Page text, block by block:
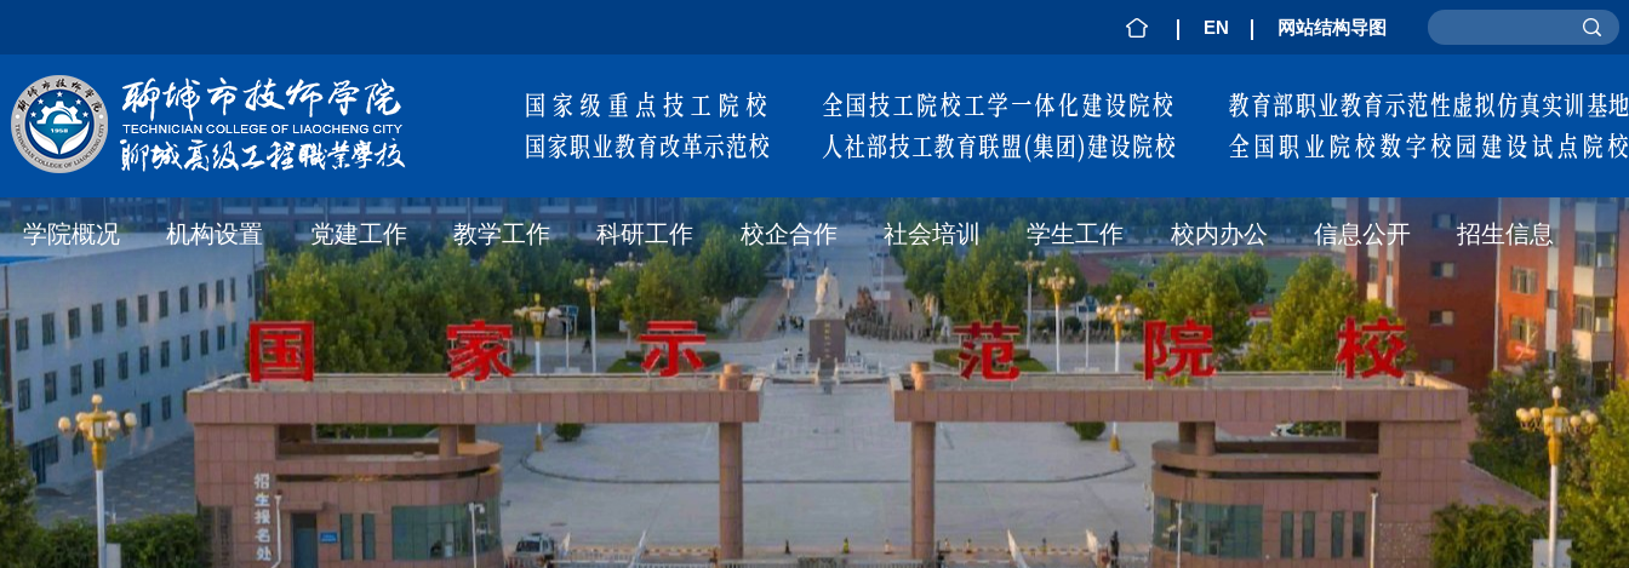
主页 EN 网站结构导图
学院概况 机构设置 党建工作 教学工作 科研工作 校企合作 社会培训 学生工作 校内办公 信息公开 招生信息